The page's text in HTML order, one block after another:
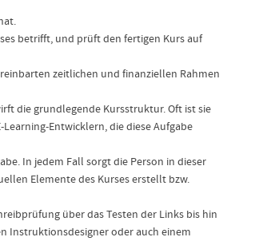
betrifft, und prüft den fertigen Kurs auf
zeitlichen und finanziellen Rahmen
die grundlegende Kursstruktur. Oft ist sie
Entwicklern, die diese Aufgabe
In jedem Fall sorgt die Person in dieser
Elemente des Kurses erstellt bzw.
über das Testen der Links bis hin
Instruktionsdesigner oder auch einem